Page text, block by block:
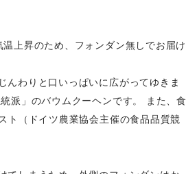
上昇のため、フォンダン無しでお届け
んわりと口いっぱいに広がってゆきま
派」のバウムクーヘンです。 また、食
ト（ドイツ農業協会主催の食品品質競